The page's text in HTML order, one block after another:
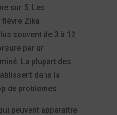
sur 5. Les
fièvre Zika
souvent de 3 à 12
par un
La plupart des
dans la
de problèmes.
peuvent apparaitre